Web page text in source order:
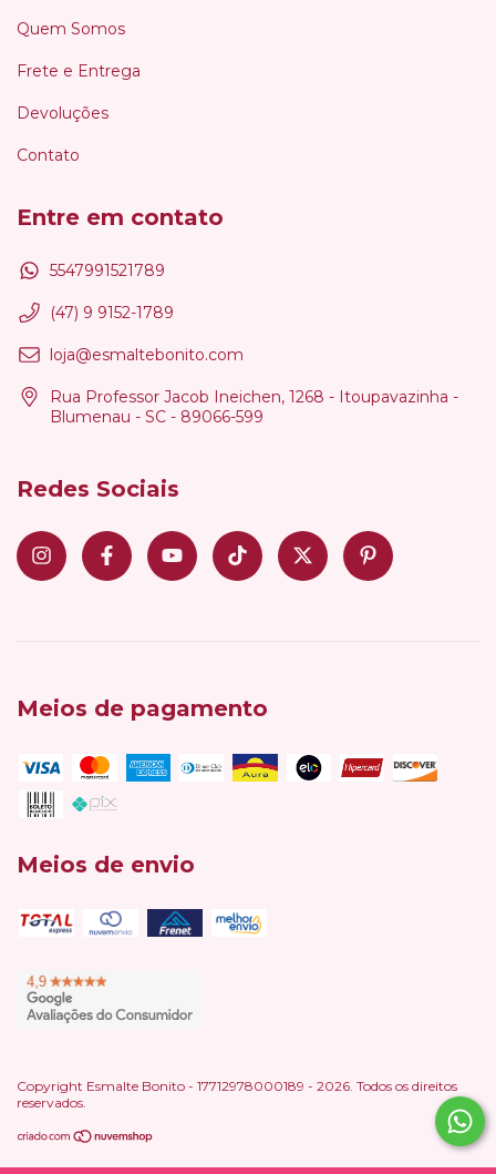
Quem Somos
Frete e Entrega
Devoluções
Contato
Entre em contato
5547991521789
(47) 9 9152-1789
loja@esmaltebonito.com
Rua Professor Jacob Ineichen, 1268 - Itoupavazinha -
Blumenau - SC - 89066-599
Redes Sociais
Meios de pagamento
Meios de envio
Copyright Esmalte Bonito - 17712978000189 - 2026. Todos os direitos
reservados.